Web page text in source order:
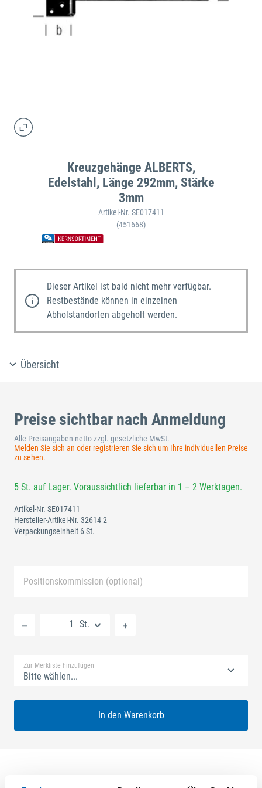
Kreuzgehänge ALBERTS,
Edelstahl, Länge 292mm, Stärke
3mm
Artikel-Nr. SE017411
(451668)
Dieser Artikel ist bald nicht mehr verfügbar.
Restbestände können in einzelnen
Abholstandorten abgeholt werden.
Übersicht
Preise sichtbar nach Anmeldung
Alle Preisangaben netto zzgl. gesetzliche MwSt.
Melden Sie sich an oder registrieren Sie sich um Ihre individuellen Preise
zu sehen.
5 St. auf Lager. Voraussichtlich lieferbar in 1 – 2 Werktagen.
Artikel-Nr. SE017411
Hersteller-Artikel-Nr. 32614 2
Verpackungseinheit 6 St.
Positionskommission (optional)
St.
Zur Merkliste hinzufügen
Bitte wählen...
In den Warenkorb